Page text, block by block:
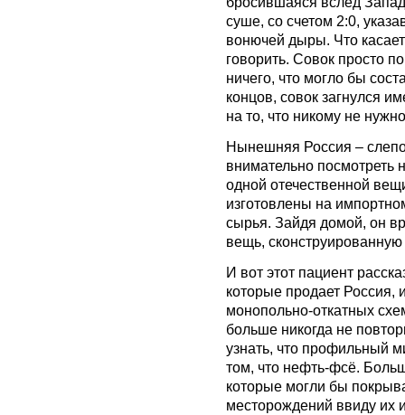
суше, со счетом 2:0,
вонючей дыры. Что
говорить. Совок просто
ничего, что могло бы
концов, совок загнулся
на то, что никому не
Нынешняя Россия –
внимательно посмотреть
одной отечественной
изготовлены на
сырья. Зайдя домой, он
вещь,
И вот этот пациент
которые продает Россия,
монопольно-откатных
больше никогда не
узнать, что профильный
том, что нефть-фсё.
которые могли бы
месторождений ввиду их